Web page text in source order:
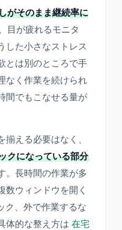
がそのまま継続率に
目が疲れるモニタ
た小さなストレス
とは別のところで手
なく作業を続けられ
間でもこなせる量が
える必要はなく、
クになっている部分
。長時間の作業が多
数ウィンドウを開く
ク、外で作業するな
体的な整え方は 在宅